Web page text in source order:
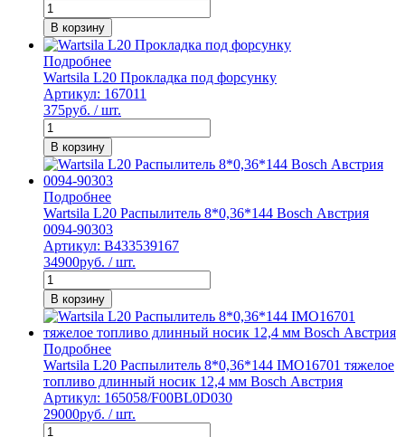
В корзину
Подробнее
Wartsila L20 Прокладка под форсунку
Артикул: 167011
375руб. / шт.
В корзину
Подробнее
Wartsila L20 Распылитель 8*0,36*144 Bosch Австрия
0094-90303
Артикул: B433539167
34900руб. / шт.
В корзину
Подробнее
Wartsila L20 Распылитель 8*0,36*144 IMO16701 тяжелое
топливо длинный носик 12,4 мм Bosch Австрия
Артикул: 165058/F00BL0D030
29000руб. / шт.